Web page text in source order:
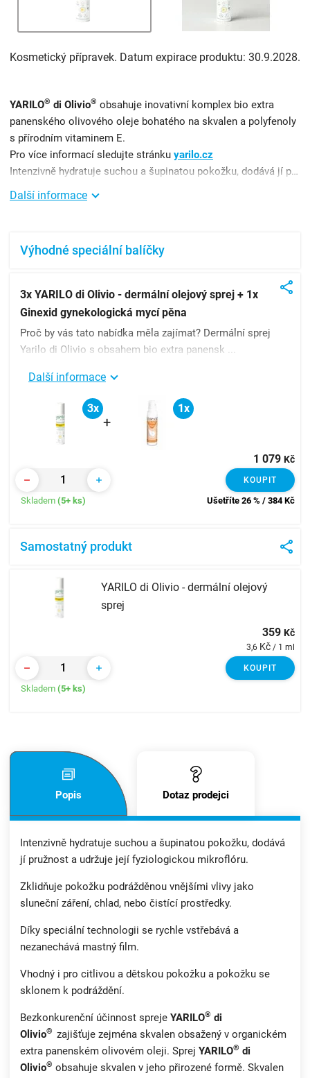
Kosmetický přípravek. Datum expirace produktu: 30.9.2028.
YARILO® di Olivio® obsahuje inovativní komplex bio extra
panenského olivového oleje bohatého na skvalen a polyfenoly
s přírodním vitaminem E.
Pro více informací sledujte stránku yarilo.cz
Intenzivně hydratuje suchou a šupinatou pokožku, dodává jí pružnost a udržuje její fyziologickou mikroflóru. ...
Další informace
Výhodné speciální balíčky
3x YARILO di Olivio - dermální olejový sprej + 1x
Ginexid gynekologická mycí pěna
Proč by vás tato nabídka měla zajímat? Dermální sprej
Yarilo di Olivio s obsahem bio extra panensk ...
Další informace
3x
+
1x
1 079 Kč
KOUPIT
Skladem (5+ ks) Ušetříte 26 % / 384Kč
Samostatný produkt
YARILO di Olivio - dermální olejový
sprej
359 Kč
3,6 Kč / 1 ml
KOUPIT
Skladem (5+ ks)
Popis Dotaz prodejci
Intenzivně hydratuje suchou a šupinatou pokožku, dodává
jí pružnost a udržuje její fyziologickou mikroflóru.
Zklidňuje pokožku podrážděnou vnějšími vlivy jako
sluneční záření, chlad, nebo čistící prostředky.
Díky speciální technologii se rychle vstřebává a
nezanechává mastný film.
Vhodný i pro citlivou a dětskou pokožku a pokožku se
sklonem k podráždění.
Bezkonkurenční účinnost spreje YARILO® di
Olivio® zajišťuje zejména skvalen obsažený v organickém
extra panenském olivovém oleji. Sprej YARILO® di
Olivio® obsahuje skvalen v jeho přirozené formě. Skvalen